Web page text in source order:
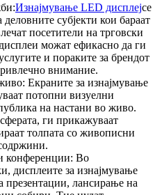
Изнајмување LED дисплејсе
субјекти кои бараат
посетители на трговски
можат ефикасно да ги
и пораките за брендот
внимание.
Екраните за изнајмување
потопни визуелни
на настани во живо.
ги прикажуваат
толпата со живописни
конференции: Во
дисплеите за изнајмување
презентации, лансирање на